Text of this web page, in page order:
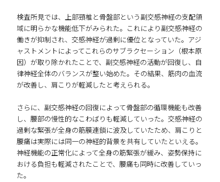
検査所見では、上部頸椎と骨盤部という副交感神経の支配領
域に明らかな機能低下がみられた。これにより副交感神経の
働きが抑制され、交感神経が過剰に優位となっていた。アジ
ャストメントによってこれらのサブラクセーション（根本原
因）が取り除かれたことで、副交感神経の活動が回復し、自
律神経全体のバランスが整い始めた。その結果、筋肉の血流
が改善し、肩こりが軽減したと考えられる。
さらに、副交感神経の回復によって骨盤部の循環機能も改善
し、腰部の慢性的なこわばりも軽減していった。交感神経の
過剰な緊張が全身の筋膜連鎖に波及していたため、肩こりと
腰痛は実際には同一の神経的背景を共有していたといえる。
神経機能の正常化によって全身の筋緊張が緩み、姿勢保持に
おける負担も軽減されたことで、腰痛も同時に改善していっ
た。